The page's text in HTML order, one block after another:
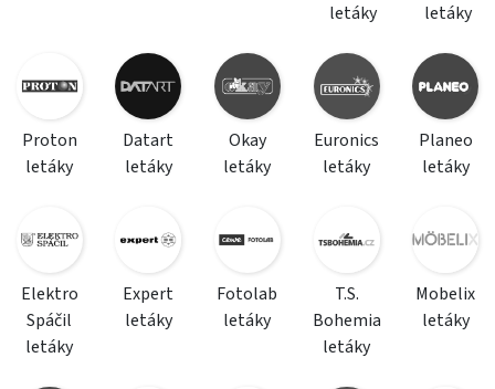
letáky letáky
Proton
letáky
Datart
letáky
Okay
letáky
Euronics
letáky
Planeo
letáky
Elektro
Spáčil
letáky
Expert
letáky
Fotolab
letáky
T.S.
Bohemia
letáky
Mobelix
letáky